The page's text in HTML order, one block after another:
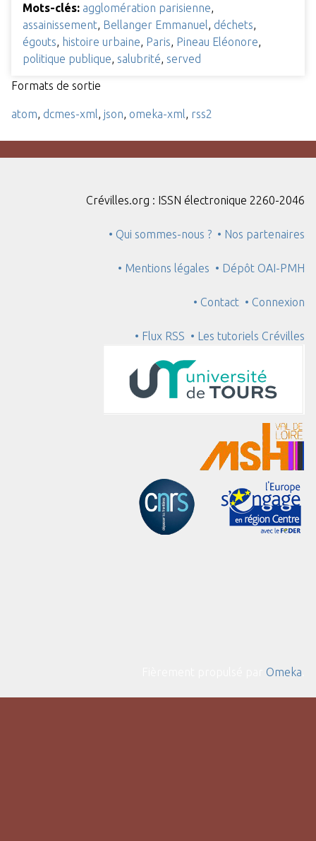
Mots-clés: agglomération parisienne,
assainissement, Bellanger Emmanuel, déchets,
égouts, histoire urbaine, Paris, Pineau Eléonore,
politique publique, salubrité, served
Formats de sortie
atom, dcmes-xml, json, omeka-xml, rss2
Crévilles.org : ISSN électronique 2260-2046
• Qui sommes-nous ? • Nos partenaires
• Mentions légales • Dépôt OAI-PMH
• Contact • Connexion
• Flux RSS • Les tutoriels Crévilles
Omeka